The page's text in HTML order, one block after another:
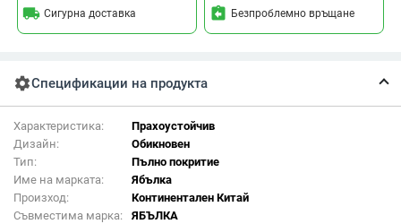
local_shipping Сигурна доставка assignment_return Безпроблемно връщане
settingsСпецификации на продукта
Характеристика:
Прахоустойчив
Дизайн:
Обикновен
Тип:
Пълно покритие
Име на марката:
Ябълка
Произход:
Континентален Китай
Съвместима марка:
ЯБЪЛКА